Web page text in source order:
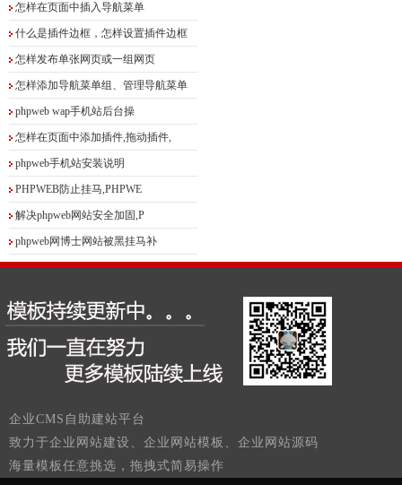
怎样在页面中插入导航菜单
什么是插件边框，怎样设置插件边框
怎样发布单张网页或一组网页
怎样添加导航菜单组、管理导航菜单
phpweb wap手机站后台操
怎样在页面中添加插件,拖动插件,
phpweb手机站安装说明
PHPWEB防止挂马,PHPWE
解决phpweb网站安全加固,P
phpweb网博士网站被黑挂马补
企业CMS自助建站平台
致力于企业网站建设、企业网站模板、企业网站源码
海量模板任意挑选，拖拽式简易操作